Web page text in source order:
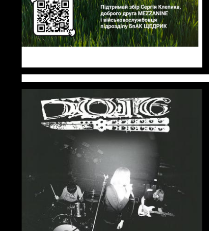
D016: сольний концерт у Києві
D016 — це багатожанровий
музичний дует, який базується на
наративних текстах та
кислосолодких звуках.